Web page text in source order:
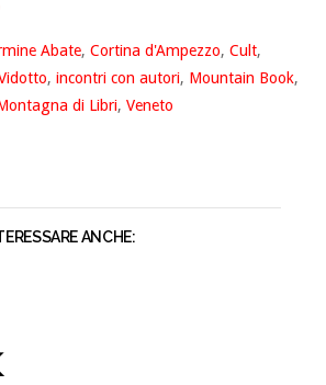
Abate,Cortina d'Ampezzo,Cult,
,incontri con autori, Mountain Book,
di Libri,Veneto
ANCHE: